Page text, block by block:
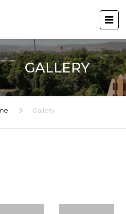
GALLERY
Gallery